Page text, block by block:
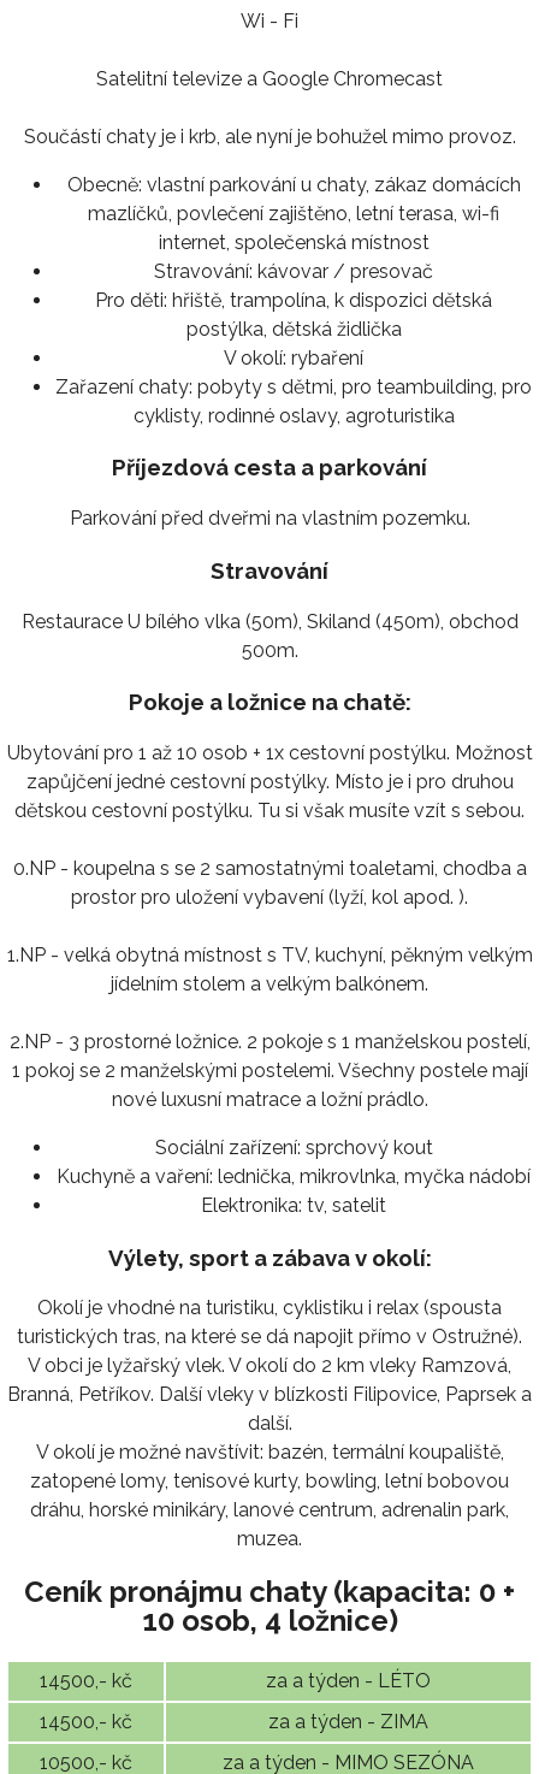
Wi - Fi
Satelitní televize a Google Chromecast
Součástí chaty je i krb, ale nyní je bohužel mimo provoz.
Obecně: vlastní parkování u chaty, zákaz domácích
mazlíčků, povlečení zajištěno, letní terasa, wi-fi
internet, společenská místnost
Stravování: kávovar / presovač
Pro děti: hřiště, trampolína, k dispozici dětská
postýlka, dětská židlička
V okolí: rybaření
Zařazení chaty: pobyty s dětmi, pro teambuilding, pro
cyklisty, rodinné oslavy, agroturistika
Příjezdová cesta a parkování
Parkování před dveřmi na vlastním pozemku.
Stravování
Restaurace U bílého vlka (50m), Skiland (450m), obchod
500m.
Pokoje a ložnice na chatě:
Ubytování pro 1 až 10 osob + 1x cestovní postýlku. Možnost
zapůjčení jedné cestovní postýlky. Místo je i pro druhou
dětskou cestovní postýlku. Tu si však musíte vzít s sebou.
0.NP - koupelna s se 2 samostatnými toaletami, chodba a
prostor pro uložení vybavení (lyží, kol apod. ).
1.NP - velká obytná místnost s TV, kuchyní, pěkným velkým
jídelním stolem a velkým balkónem.
2.NP - 3 prostorné ložnice. 2 pokoje s 1 manželskou postelí,
1 pokoj se 2 manželskými postelemi. Všechny postele mají
nové luxusní matrace a ložní prádlo.
Sociální zařízení: sprchový kout
Kuchyně a vaření: lednička, mikrovlnka, myčka nádobí
Elektronika: tv, satelit
Výlety, sport a zábava v okolí:
Okolí je vhodné na turistiku, cyklistiku i relax (spousta
turistických tras, na které se dá napojit přímo v Ostružné).
V obci je lyžařský vlek. V okolí do 2 km vleky Ramzová,
Branná, Petříkov. Další vleky v blízkosti Filipovice, Paprsek a
další.
V okolí je možné navštívit: bazén, termální koupaliště,
zatopené lomy, tenisové kurty, bowling, letní bobovou
dráhu, horské minikáry, lanové centrum, adrenalin park,
muzea.
Ceník pronájmu chaty (kapacita: 0 +
10 osob, 4 ložnice)
14500,- kč
za a týden - LÉTO
14500,- kč
za a týden - ZIMA
10500,- kč
za a týden - MIMO SEZÓNA